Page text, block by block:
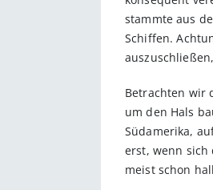
stammte aus
Schiffen.
Betrachten wir
um den Hals
Südamerika,
erst, wenn sich
meist schon